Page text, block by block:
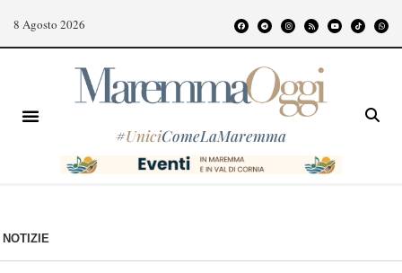
8 Agosto 2026
#UniciComeLaMaremma
NOTIZIE